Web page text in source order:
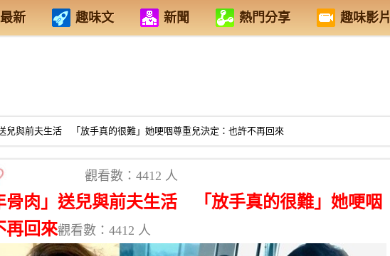
最新 趣味文 新聞 熱門分享 趣味影片
兒與前夫生活 「放手真的很難」她哽咽尊重兒決定：也許不再回來
觀看數：4412 人
骨肉」送兒與前夫生活 「放手真的很難」她哽咽
再回來觀看數：4412 人